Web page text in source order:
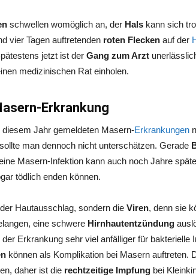
schwellen womöglich an, der Hals kann sich
vier Tagen auftretenden roten Flecken auf der
jetzt ist der Gang zum Arzt
medizinischen Rat einholen.
Erkrankung
Jahr gemeldeten Masern-Erkrankungen
sollte man dennoch nicht unterschätzen. Gerade
Masern-Infektion kann auch noch Jahre
tödlich enden können.
Hautausschlag, sondern die Viren, denn sie
eine schwere Hirnhautentzündung
der Erkrankung sehr viel anfälliger für bakterielle
können als Komplikation bei Masern auftreten.
daher ist die rechtzeitige Impfung bei